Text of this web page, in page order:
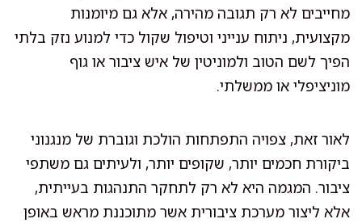
מחייבים לא רק תגובה מהירה, אלא גם מיומנות
מקצועית, ניתוח ענייני וטיפול שקול כדי למנוע נזק בלתי
הפיך לשם הטוב ולמוניטין של איש ציבור או גוף
מוניציפלי או ממשלתי.
לאור זאת, צפויה התפתחות הולכת וגוברת של מנגנוני
ביקורת חכמים יותר, שקופים יותר, ולעיתים גם משתפי
ציבור. המגמה היא לא רק לתחקר התנהגות בעייתית,
אלא ליצור מערכת ציבורית אשר מתוכננת מראש באופן